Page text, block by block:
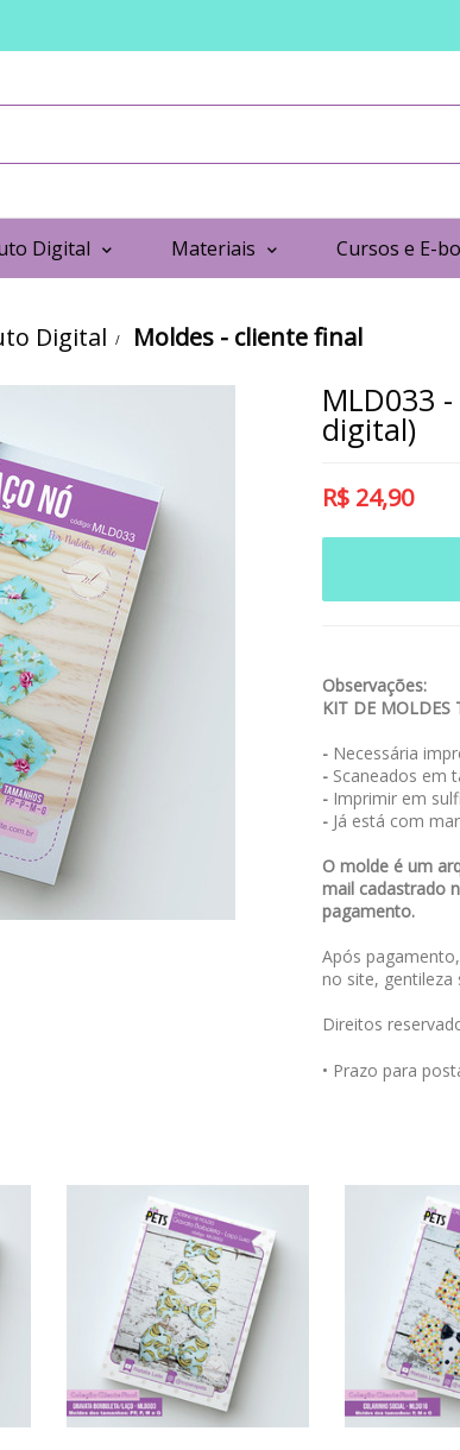
Digital Materiais Cursos e E-
Digital Moldes - cliente final
MLD033
digital)
R$ 24,90
Observações:
KIT DE MOLDES
-Necessária
-Scaneados em
- Imprimir em
- Já está com
O molde é um
mail cadastrado
pagamento.
Após
no site,
Direitos
• Prazo para